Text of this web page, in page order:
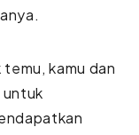
kamu dan
untuk